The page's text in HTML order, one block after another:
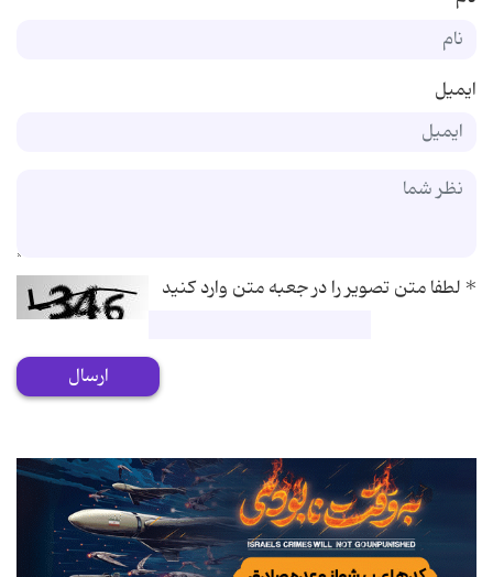
ایمیل
*لطفا متن تصویر را در جعبه متن وارد کنید
ارسال